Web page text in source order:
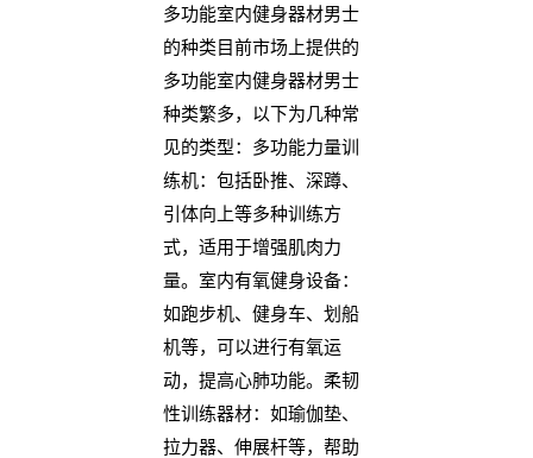
多功能室内健身器材男士
的种类目前市场上提供的
多功能室内健身器材男士
种类繁多，以下为几种常
见的类型：多功能力量训
练机：包括卧推、深蹲、
引体向上等多种训练方
式，适用于增强肌肉力
量。室内有氧健身设备：
如跑步机、健身车、划船
机等，可以进行有氧运
动，提高心肺功能。柔韧
性训练器材：如瑜伽垫、
拉力器、伸展杆等，帮助